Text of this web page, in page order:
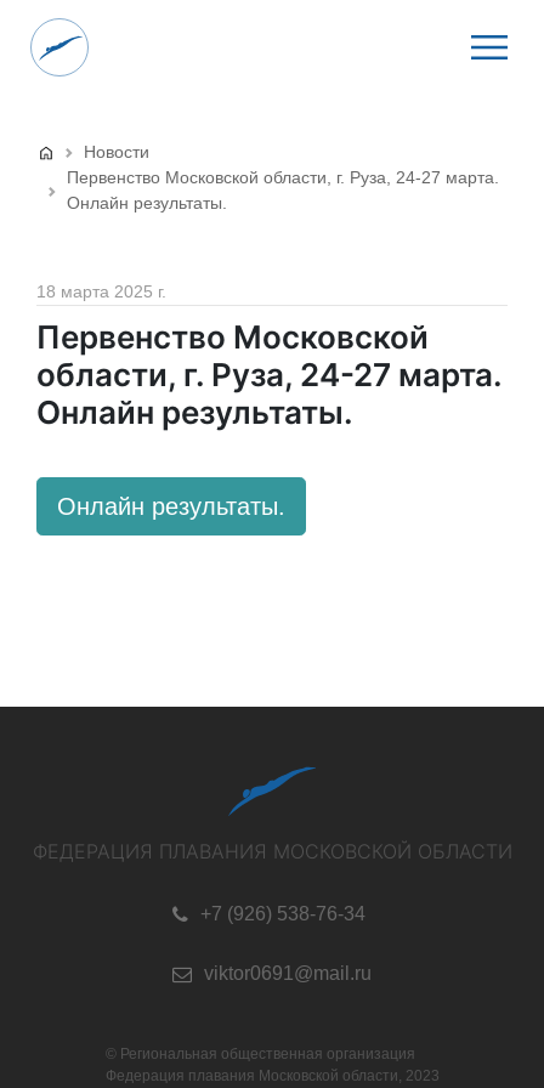
Новости
Первенство Московской области, г. Руза, 24-27 марта.
Онлайн результаты.
18 марта 2025 г.
Первенство Московской
области, г. Руза, 24-27 марта.
Онлайн результаты.
Онлайн результаты.
ФЕДЕРАЦИЯ ПЛАВАНИЯ МОСКОВСКОЙ ОБЛАСТИ
+7 (926) 538-76-34
viktor0691@mail.ru
© Региональная общественная организация
Федерация плавания Московской области, 2023